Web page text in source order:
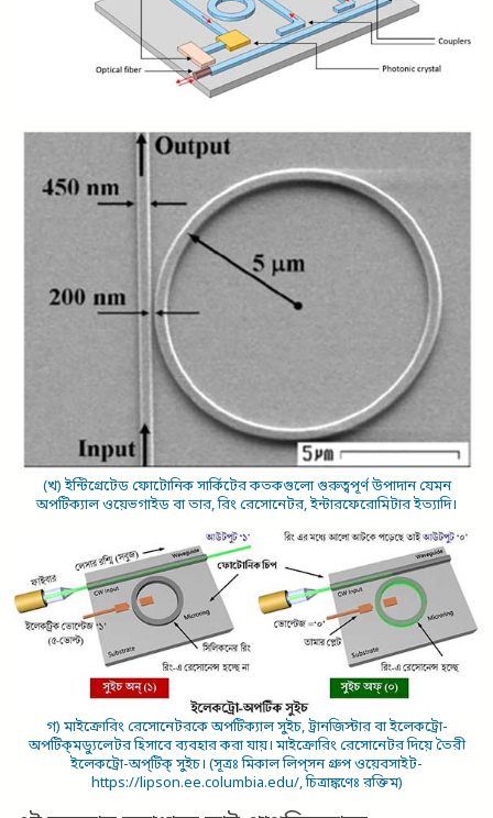
(খ) ইন্টিগ্রেটেড ফোটোনিক সার্কিটের কতকগুলো গুরুত্বপূর্ণ উপাদান যেমন
অপটিক্যাল ওয়েভগাইড বা তার, রিং রেসোনেটর, ইন্টারফেরোমিটার ইত্যাদি।
গ) মাইক্রোরিং রেসোনেটরকে অপটিক্যাল সুইচ, ট্রানজিস্টার বা ইলেকট্রো-
অপটিক্‌মড্যুলেটর হিসাবে ব্যবহার করা যায়। মাইক্রোরিং রেসোনেটর দিয়ে তৈরী
ইলেকট্রো-অপ্‌টিক্‌ সুইচ। (সূত্রঃ মিকাল লিপ্‌সন গ্রুপ ওয়েবসাইট-
https://lipson.ee.columbia.edu/, চিত্রাঙ্কণেঃ রক্তিম)